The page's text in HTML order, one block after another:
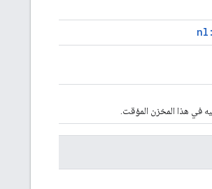
في هذا المخزن المؤقت.